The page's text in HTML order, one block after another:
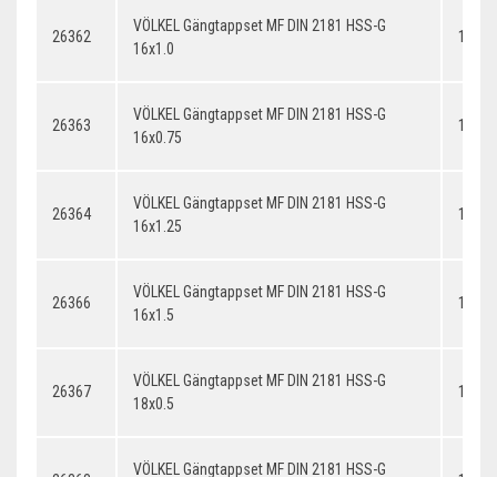
26362
VÖLKEL Gängtappset MF DIN 2181 HSS-G
16x1.0
26363
VÖLKEL Gängtappset MF DIN 2181 HSS-G
16x0.75
26364
VÖLKEL Gängtappset MF DIN 2181 HSS-G
16x1.25
26366
VÖLKEL Gängtappset MF DIN 2181 HSS-G
16x1.5
26367
VÖLKEL Gängtappset MF DIN 2181 HSS-G
18x0.5
VÖLKEL Gängtappset MF DIN 2181 HSS-G